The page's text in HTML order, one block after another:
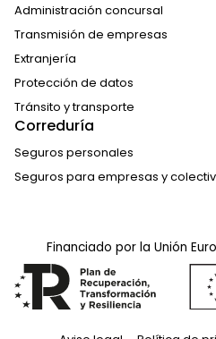
Administración concursal
Transmisión de empresas
Extranjería
Protección de datos
Tránsito y transporte
Correduría
Seguros personales
Seguros para empresas y
Financiado por la Unión